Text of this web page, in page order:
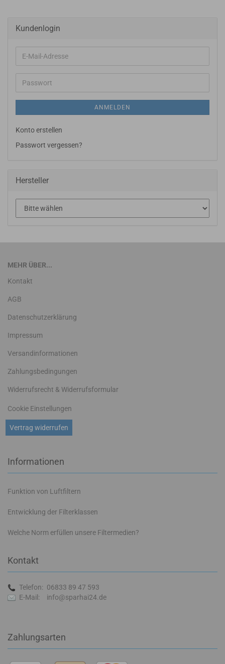
Kundenlogin
E-
Mail-
Adresse
Passwort
ANMELDEN
Konto erstellen
Passwort vergessen?
Hersteller
MEHR ÜBER...
Kontakt
AGB
Datenschutzerklärung
Impressum
Versandinformationen
Zahlungsbedingungen
Widerrufsrecht & Widerrufsformular
Vertrag widerrufen
Cookie Einstellungen
Informationen
Funktion von Luftfiltern
Entwicklung der Filterklassen
Welche Norm erfüllen unsere Filtermedien?
Kontakt
Telefon: 06833 89 47 593
E-Mail:
info@sparhai24.de
Zahlungsarten